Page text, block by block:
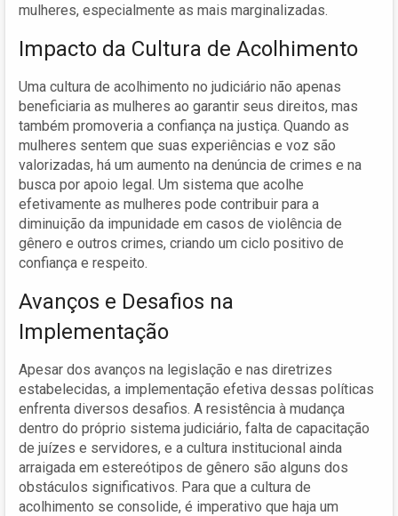
mulheres, especialmente as mais marginalizadas.
Impacto da Cultura de Acolhimento
Uma cultura de acolhimento no judiciário não apenas
beneficiaria as mulheres ao garantir seus direitos, mas
também promoveria a confiança na justiça. Quando as
mulheres sentem que suas experiências e voz são
valorizadas, há um aumento na denúncia de crimes e na
busca por apoio legal. Um sistema que acolhe
efetivamente as mulheres pode contribuir para a
diminuição da impunidade em casos de violência de
gênero e outros crimes, criando um ciclo positivo de
confiança e respeito.
Avanços e Desafios na
Implementação
Apesar dos avanços na legislação e nas diretrizes
estabelecidas, a implementação efetiva dessas políticas
enfrenta diversos desafios. A resistência à mudança
dentro do próprio sistema judiciário, falta de capacitação
de juízes e servidores, e a cultura institucional ainda
arraigada em estereótipos de gênero são alguns dos
obstáculos significativos. Para que a cultura de
acolhimento se consolide, é imperativo que haja um